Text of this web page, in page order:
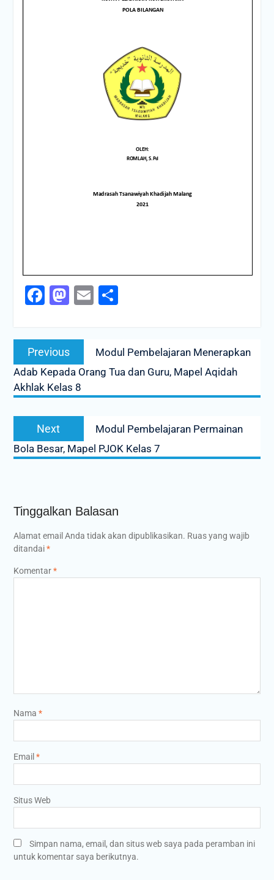
Facebook
Mastodon
Email
Navigasi
posPrevious
Previous
post:
Modul Pembelajaran Menerapkan
Adab Kepada Orang Tua dan Guru, Mapel Aqidah
Akhlak Kelas 8
Next
post:
Modul Pembelajaran Permainan
Bola Besar, Mapel PJOK Kelas 7
Tinggalkan Balasan
Alamat email Anda tidak akan dipublikasikan. Ruas yang wajib
ditandai*
Komentar*
Nama *
Email *
Situs Web
Simpan nama, email, dan situs web saya pada peramban ini
untuk komentar saya berikutnya.